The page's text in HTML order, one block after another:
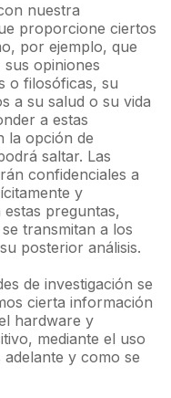
nuestra
proporcione ciertos
por ejemplo, que
opiniones
o filosóficas, su
a su salud o su vida
a estas
la opción de
saltar. Las
confidenciales a
y
preguntas,
transmitan a los
posterior análisis.
de investigación se
cierta información
hardware y
mediante el uso
y como se